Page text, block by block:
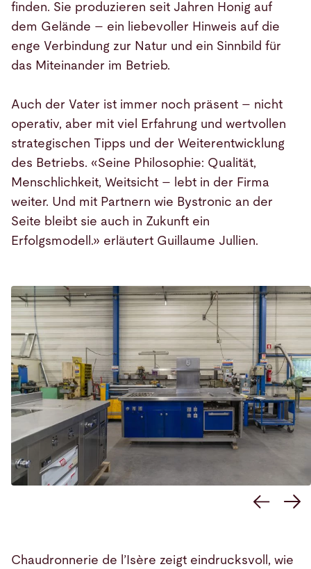
finden. Sie produzieren seit Jahren Honig auf
dem Gelände – ein liebevoller Hinweis auf die
enge Verbindung zur Natur und ein Sinnbild für
das Miteinander im Betrieb.
Auch der Vater ist immer noch präsent – nicht
operativ, aber mit viel Erfahrung und wertvollen
strategischen Tipps und der Weiterentwicklung
des Betriebs. «Seine Philosophie: Qualität,
Menschlichkeit, Weitsicht – lebt in der Firma
weiter. Und mit Partnern wie Bystronic an der
Seite bleibt sie auch in Zukunft ein
Erfolgsmodell.» erläutert Guillaume Jullien.
Chaudronnerie de l’Isère zeigt eindrucksvoll, wie